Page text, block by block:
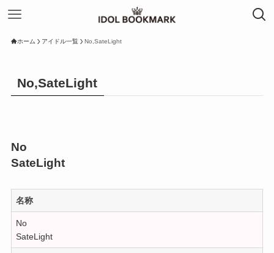
ホーム アイドル一覧 No,SateLight
No,SateLight
No
SateLight
名称
No
SateLight